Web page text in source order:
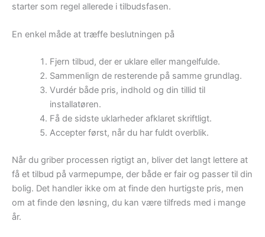
starter som regel allerede i tilbudsfasen.
En enkel måde at træffe beslutningen på
Fjern tilbud, der er uklare eller mangelfulde.
Sammenlign de resterende på samme grundlag.
Vurdér både pris, indhold og din tillid til
installatøren.
Få de sidste uklarheder afklaret skriftligt.
Accepter først, når du har fuldt overblik.
Når du griber processen rigtigt an, bliver det langt lettere at
få et tilbud på varmepumpe, der både er fair og passer til din
bolig. Det handler ikke om at finde den hurtigste pris, men
om at finde den løsning, du kan være tilfreds med i mange
år.